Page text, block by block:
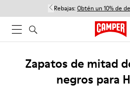
Rebajas: Obtén un 10% de
Zapatos de mitad
negros para